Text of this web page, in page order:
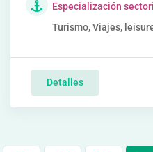
Especialización
Turismo, Viajes,
Detalles